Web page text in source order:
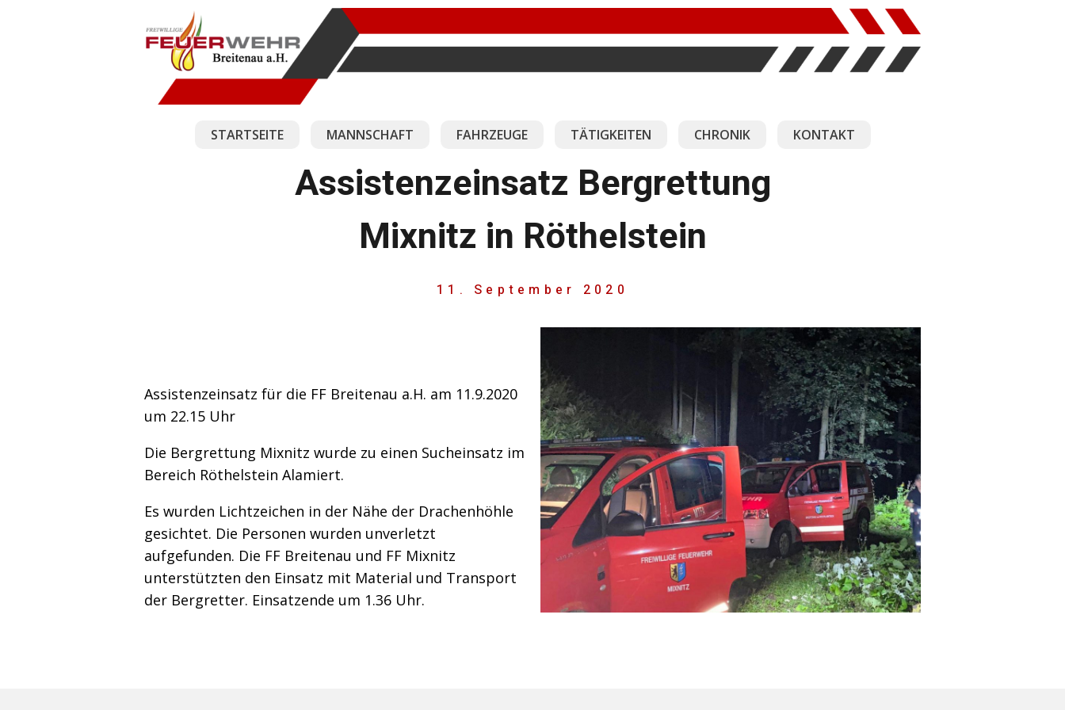
STARTSEITE MANNSCHAFT FAHRZEUGE TÄTIGKEITEN CHRONIK KONTAKT
Assistenzeinsatz Bergrettung
Mixnitz in Röthelstein
11. September 2020
Assistenzeinsatz für die FF Breitenau a.H. am 11.9.2020
um 22.15 Uhr
Die Bergrettung Mixnitz wurde zu einen Sucheinsatz im
Bereich Röthelstein Alamiert.
Es wurden Lichtzeichen in der Nähe der Drachenhöhle
gesichtet. Die Personen wurden unverletzt
aufgefunden. Die FF Breitenau und FF Mixnitz
unterstützten den Einsatz mit Material und Transport
der Bergretter. Einsatzende um 1.36 Uhr.